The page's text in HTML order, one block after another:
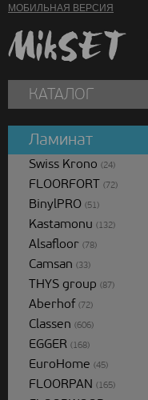
МОБИЛЬНАЯ ВЕРСИЯ
КАТАЛОГ
Ламинат
Swiss Krono (24)
FLOORFORT (72)
BinylPRO (51)
Kastamonu (132)
Alsafloor (78)
Camsan (33)
THYS group (87)
Aberhof (72)
Classen (606)
EGGER (168)
EuroHome (45)
FLOORPAN (165)